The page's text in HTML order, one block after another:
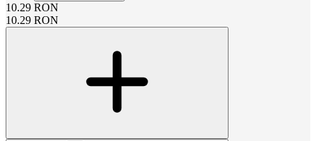
10.29 RON
10.29 RON